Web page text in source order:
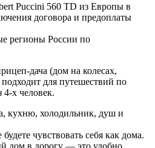
Puccini 560 TD из Европы в
договора и предоплаты
регионы России по
дача (дом на колесах,
для путешествий по
х человек.
кухню, холодильник, душ и
чувствовать себя как дома.
дом в дорогу — это удобно,